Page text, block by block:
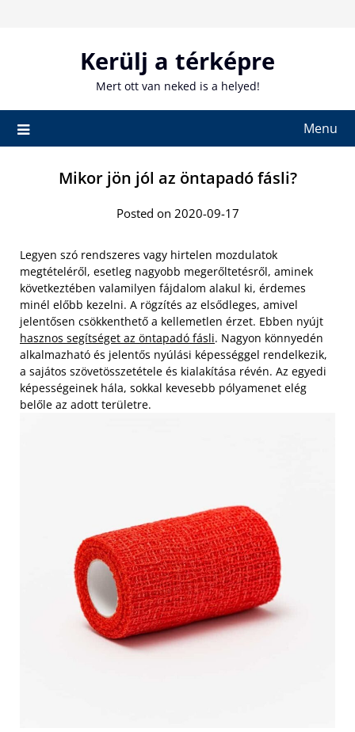
Kerülj a térképre
Mert ott van neked is a helyed!
Menu
Mikor jön jól az öntapadó fásli?
Posted on 2020-09-17
Legyen szó rendszeres vagy hirtelen mozdulatok
megtételéről, esetleg nagyobb megerőltetésről, aminek
következtében valamilyen fájdalom alakul ki, érdemes
minél előbb kezelni. A rögzítés az elsődleges, amivel
jelentősen csökkenthető a kellemetlen érzet. Ebben nyújt
hasznos segítséget az öntapadó fásli. Nagyon könnyedén
alkalmazható és jelentős nyúlási képességgel rendelkezik,
a sajátos szövetösszetétele és kialakítása révén. Az egyedi
képességeinek hála, sokkal kevesebb pólyamenet elég
belőle az adott területre.